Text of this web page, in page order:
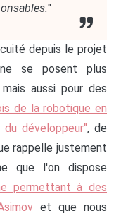
"
depuis le projet
ne se posent plus
aussi pour des
de la robotique en
développeur", de
rappelle justement
que l'on dispose
permettant à des
et que nous